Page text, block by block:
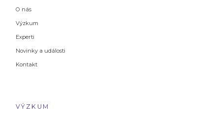
O nás
Výzkum
Experti
Novinky a události
Kontakt
VÝZKUM